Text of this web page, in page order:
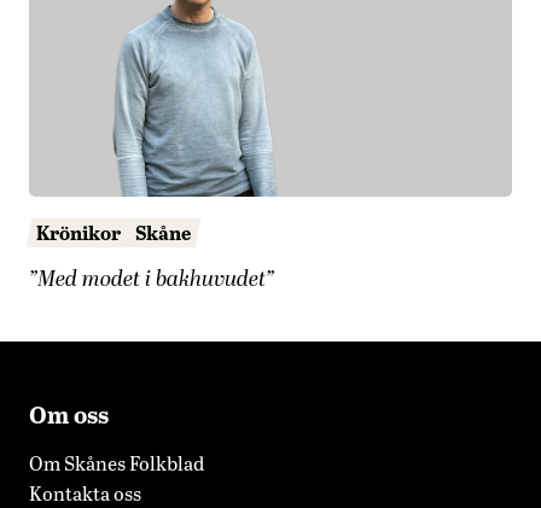
Krönikor Skåne
”Med modet i bakhuvudet”
Om oss
Om Skånes Folkblad
Kontakta oss